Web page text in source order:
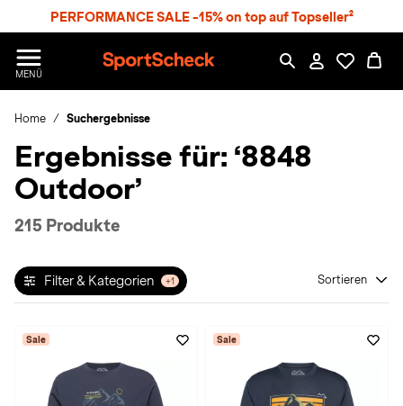
PERFORMANCE SALE -15% on top auf Topseller²
MENÜ
p
r
S
h
c
Home Suchergebnisse
Ergebnisse für: ‘8848
Outdoor’
215 Produkte
Filter & Kategorien +1 Sortieren
Sale Sale